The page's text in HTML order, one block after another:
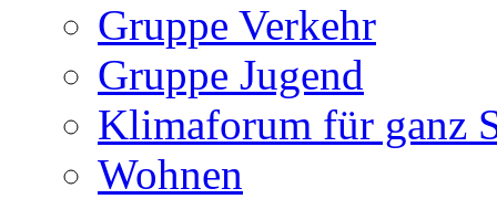
Gruppe Verkehr
Gruppe Jugend
Klimaforum für ganz
Wohnen